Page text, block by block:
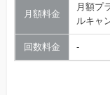
月額料金
月額プ
ルキャ
回数料金 ‐